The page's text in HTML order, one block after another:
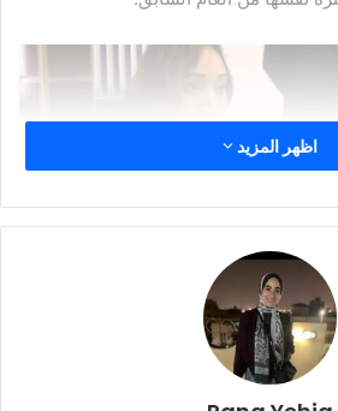
المدير التنفيذي للمجلس التصديري
اظهر المزيد